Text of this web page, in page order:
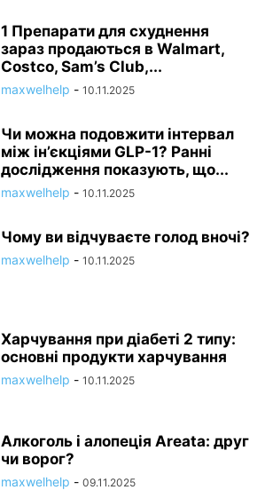
1 Препарати для схуднення
зараз продаються в Walmart,
Costco, Sam’s Club,...
maxwelhelp - 10.11.2025
Чи можна подовжити інтервал
між ін’єкціями GLP-1? Ранні
дослідження показують, що...
maxwelhelp - 10.11.2025
Чому ви відчуваєте голод вночі?
maxwelhelp - 10.11.2025
Харчування при діабеті 2 типу:
основні продукти харчування
maxwelhelp - 10.11.2025
Алкоголь і алопеція Areata: друг
чи ворог?
maxwelhelp - 09.11.2025